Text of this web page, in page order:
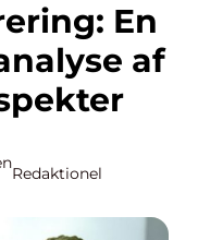
af
Redaktionel